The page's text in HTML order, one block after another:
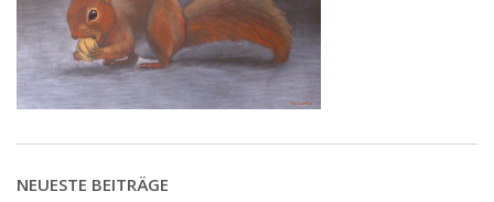
NEUESTE BEITRÄGE